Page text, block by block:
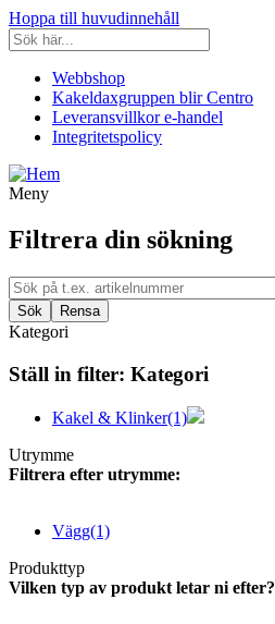
Hoppa till huvudinnehåll
Webbshop
Kakeldaxgruppen blir Centro
Leveransvillkor e-handel
Integritetspolicy
Meny
Filtrera din sökning
Kategori
Ställ in filter: Kategori
Kakel & Klinker(1)
Utrymme
Filtrera efter utrymme:
Vägg(1)
Produkttyp
Vilken typ av produkt letar ni efter?